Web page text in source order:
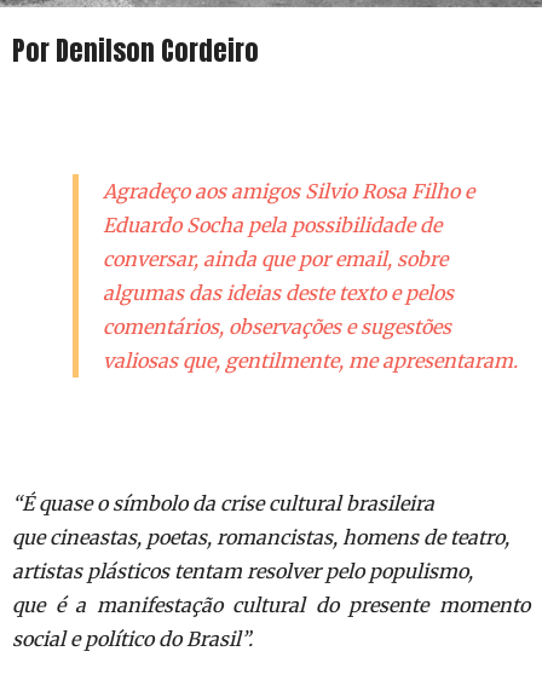
Por Denilson Cordeiro
Agradeço aos amigos Silvio Rosa Filho e
Eduardo Socha pela possibilidade de
conversar, ainda que por email, sobre
algumas das ideias deste texto e pelos
comentários, observações e sugestões
valiosas que, gentilmente, me apresentaram.
“É quase o símbolo da crise cultural brasileira
que cineastas, poetas, romancistas, homens de teatro,
artistas plásticos tentam resolver pelo populismo,
que é a manifestação cultural do presente momento
social e político do Brasil”.